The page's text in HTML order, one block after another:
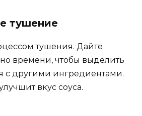
тушение
тушения. Дайте
времени, чтобы выделить
с другими ингредиентами.
вкус соуса.